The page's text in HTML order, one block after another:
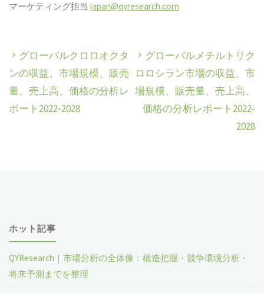
マーケティング担当japan@qyresearch.com
グローバルクロロオクタ
ンの収益、市場規模、販売
量、売上高、価格の分析レ
ポート2022-2028
グローバルメチルトリク
ロロシラン市場の収益、市
場規模、販売量、売上高、
価格の分析レポート2022-
2028
ホット記事
QYResearch｜市場分析の全体像：構造把握・競争環境分析・
将来予測までを整理